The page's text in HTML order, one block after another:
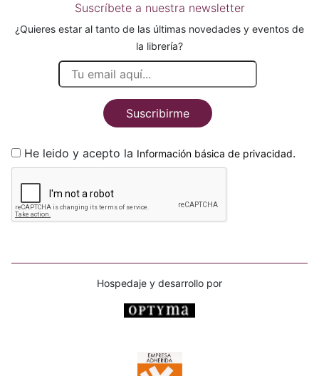
Suscríbete a nuestra newsletter
¿Quieres estar al tanto de las últimas novedades y eventos de
la librería?
Suscribirme
He leido y acepto la Información básica de privacidad.
Hospedaje y desarrollo por